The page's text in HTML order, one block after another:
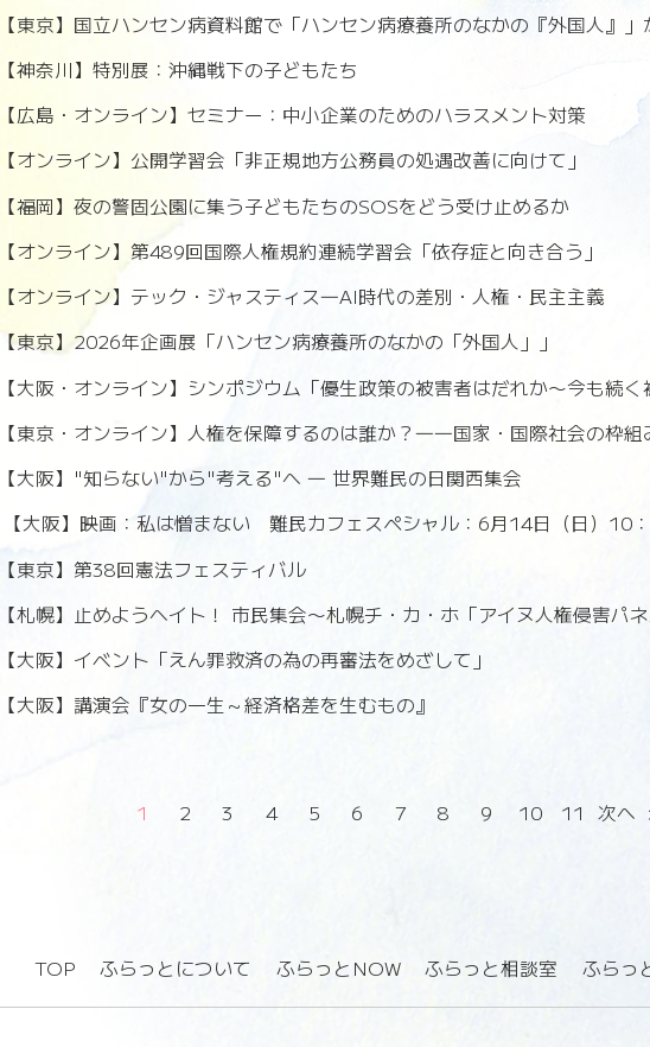
【東京】国立ハンセン病資料館で「ハンセン病療養所のなかの『外国人』」
【神奈川】特別展：沖縄戦下の子どもたち
【広島・オンライン】セミナー：中小企業のためのハラスメント対策
【オンライン】公開学習会「非正規地方公務員の処遇改善に向けて」
【福岡】夜の警固公園に集う子どもたちのSOSをどう受け止めるか
【オンライン】第489回国際人権規約連続学習会「依存症と向き合う」
【オンライン】テック・ジャスティス―AI時代の差別・人権・民主主義
【東京】2026年企画展「ハンセン病療養所のなかの「外国人」」
【大阪・オンライン】シンポジウム「優生政策の被害者はだれか〜今も続く
【東京・オンライン】人権を保障するのは誰か？――国家・国際社会の枠組
【大阪】"知らない"から"考える"へ ― 世界難民の日関西集会
【大阪】映画：私は憎まない 難民カフェスペシャル：6月14日（日）10
【東京】第38回憲法フェスティバル
【札幌】止めようヘイト！ 市民集会〜札幌チ・カ・ホ「アイヌ人権侵害パ
【大阪】イベント「えん罪救済の為の再審法をめざして」
【大阪】講演会『女の一生～経済格差を生むもの』
1 2 3 4 5 6 7 8 9 10 11 次へ
TOP ふらっとについて ふらっとNOW ふらっと相談室 ふらっ